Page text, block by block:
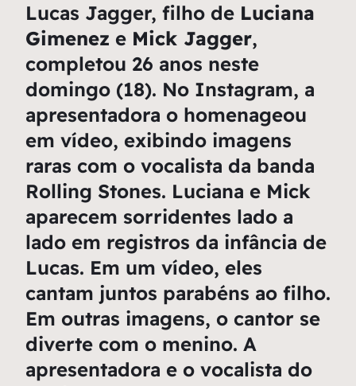
Lucas Jagger, filho de Luciana
Gimenez e Mick Jagger,
completou 26 anos neste
domingo (18). No Instagram, a
apresentadora o homenageou
em vídeo, exibindo imagens
raras com o vocalista da banda
Rolling Stones. Luciana e Mick
aparecem sorridentes lado a
lado em registros da infância de
Lucas. Em um vídeo, eles
cantam juntos parabéns ao filho.
Em outras imagens, o cantor se
diverte com o menino. A
apresentadora e o vocalista do